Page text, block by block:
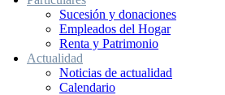
Sucesión y donaciones
Empleados del Hogar
Renta y Patrimonio
Actualidad
Noticias de actualidad
Calendario